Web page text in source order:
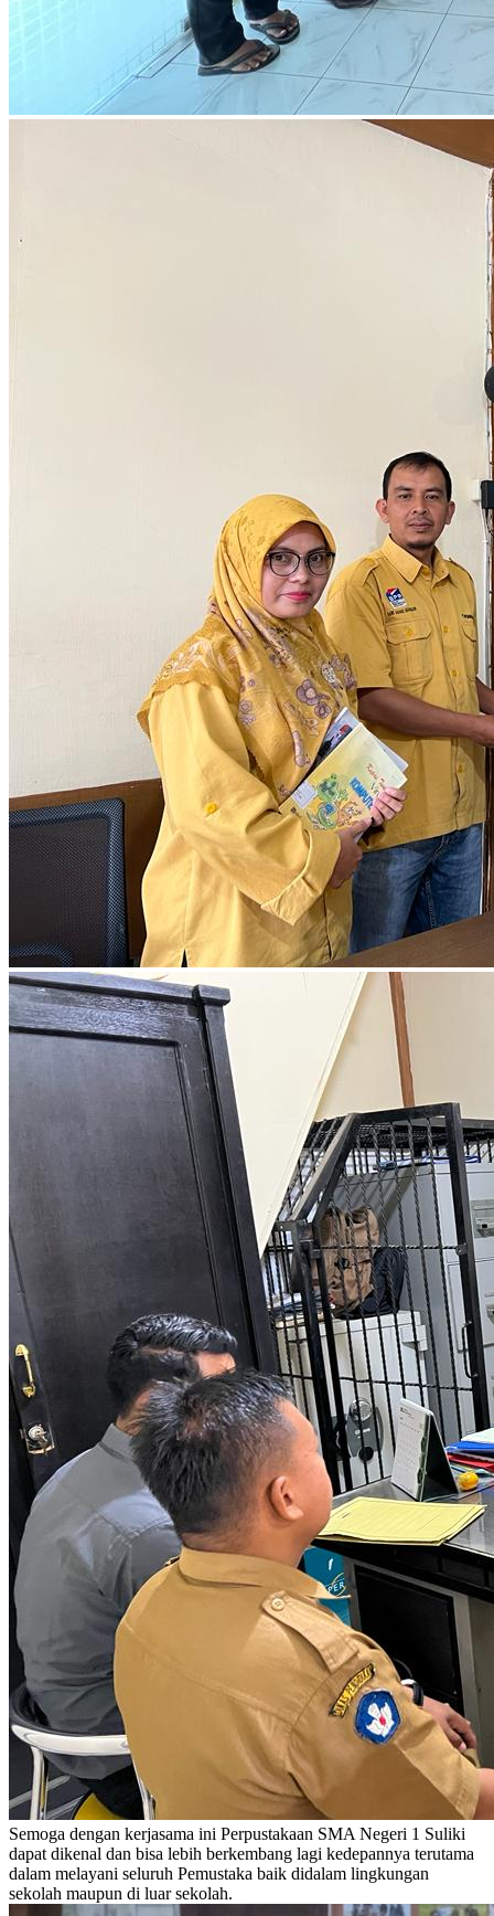
Semoga dengan kerjasama ini Perpustakaan SMA Negeri 1 Suliki
dapat dikenal dan bisa lebih berkembang lagi kedepannya terutama
dalam melayani seluruh Pemustaka baik didalam lingkungan
sekolah maupun di luar sekolah.